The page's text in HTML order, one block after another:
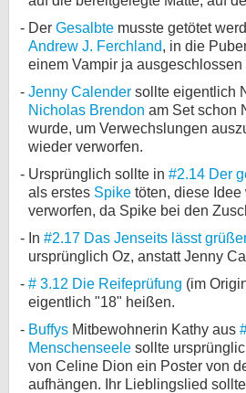
Der Gesalbte musste getötet
Andrew J. Ferchland, in die
einem Vampir ja ausgeschlossen
Jenny Calender sollte eigentlich
Nicholas Brendon am Set schon
wurde, um Verwechslungen
wieder verworfen.
Ursprünglich sollte in #2.14 Der
als erstes Spike töten, diese
verworfen, da Spike bei den
In #2.17 Das Jenseits lässt
ursprünglich Oz, anstatt Jenny
# 3.12 Die Reifeprüfung (im
eigentlich "18" heißen.
Buffys Mitbewohnerin Kathy aus
Menschenseele sollte
von Celine Dion ein Poster von
aufhängen. Ihr Lieblingslied